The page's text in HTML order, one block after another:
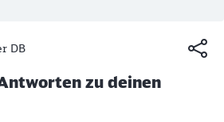
DB
Uhr
zu deinen